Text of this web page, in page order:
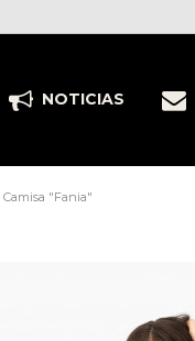
NOTICIAS
Camisa "Fania"